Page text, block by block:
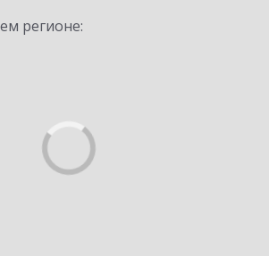
регионе: